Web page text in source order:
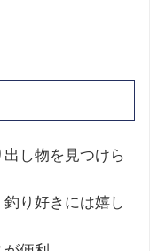
し物を見つけら
り好きには嬉し